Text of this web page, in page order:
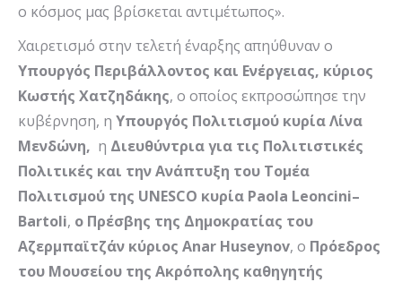
ο κόσμος μας βρίσκεται αντιμέτωπος».
Χαιρετισμό στην τελετή έναρξης απηύθυναν ο
Υπουργός Περιβάλλοντος και Ενέργειας, κύριος
Κωστής Χατζηδάκης, ο οποίος εκπροσώπησε την
κυβέρνηση, η Υπουργός Πολιτισμού κυρία Λίνα
Μενδώνη, η Διευθύντρια για τις Πολιτιστικές
Πολιτικές και την Ανάπτυξη του Τομέα
Πολιτισμού της UNESCO κυρία Paola Leoncini–
Bartoli, ο Πρέσβης της Δημοκρατίας του
Αζερμπαϊτζάν κύριος Anar Huseynov, o Πρόεδρος
του Μουσείου της Ακρόπολης καθηγητής